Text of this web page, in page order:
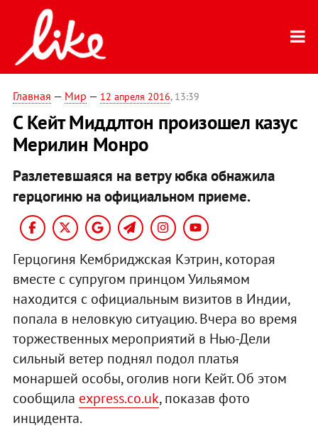
Главная — Мир — 12 апреля 2016, 13:39
С Кейт Миддлтон произошел казус
Мерилин Монро
Разлетевшаяся на ветру юбка обнажила
герцогиню на официальном приеме.
Герцогиня Кембриджская Кэтрин, которая
вместе с супругом принцом Уильямом
находится с официальным визитов в Индии,
попала в неловкую ситуацию. Вчера во время
торжественных мероприятий в Нью-Дели
сильный ветер поднял подол платья
монаршей особы, оголив ноги Кейт. Об этом
сообщила express.co.uk, показав фото
инцидента.